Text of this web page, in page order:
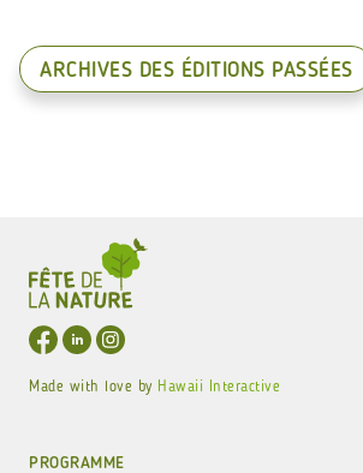
ARCHIVES DES ÉDITIONS PASSÉES
Made with love by Hawaii Interactive
PROGRAMME